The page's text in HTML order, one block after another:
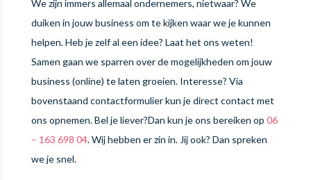
We zijn immers allemaal ondernemers, nietwaar? We
duiken in jouw business om te kijken waar we je kunnen
helpen. Heb je zelf al een idee? Laat het ons weten!
Samen gaan we sparren over de mogelijkheden om jouw
business (online) te laten groeien. Interesse? Via
bovenstaand contactformulier kun je direct contact met
ons opnemen. Bel je liever?Dan kun je ons bereiken op 06
– 163 698 04. Wij hebben er zin in. Jij ook? Dan spreken
we je snel.